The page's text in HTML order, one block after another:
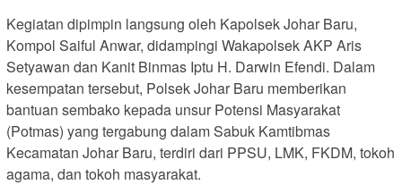
Kegiatan dipimpin langsung oleh Kapolsek Johar Baru,
Kompol Saiful Anwar, didampingi Wakapolsek AKP Aris
Setyawan dan Kanit Binmas Iptu H. Darwin Efendi. Dalam
kesempatan tersebut, Polsek Johar Baru memberikan
bantuan sembako kepada unsur Potensi Masyarakat
(Potmas) yang tergabung dalam Sabuk Kamtibmas
Kecamatan Johar Baru, terdiri dari PPSU, LMK, FKDM, tokoh
agama, dan tokoh masyarakat.